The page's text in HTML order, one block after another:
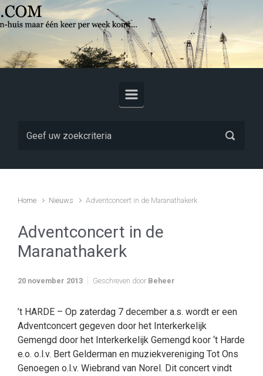
Skip to main content
Home Nieuws Adventconcert in de Maranathakerk
Adventconcert in de
Maranathakerk
20 november 2013 Geschreven door Beheer
’t HARDE – Op zaterdag 7 december a.s. wordt er een
Adventconcert gegeven door het Interkerkelijk
Gemengd door het Interkerkelijk Gemengd koor ‘t Harde
e.o. o.l.v. Bert Gelderman en muziekvereniging Tot Ons
Genoegen o.l.v. Wiebrand van Norel. Dit concert vindt